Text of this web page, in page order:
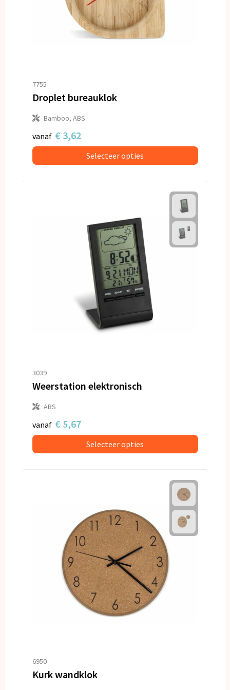
7755
Droplet bureauklok
Bamboo, ABS
vanaf € 3,62
Selecteer opties
3039
Weerstation elektronisch
ABS
vanaf € 5,67
Selecteer opties
6950
Kurk wandklok